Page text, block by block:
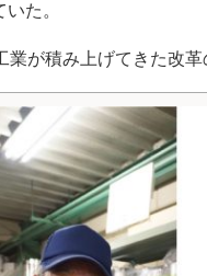
た。
が積み上げてきた改革